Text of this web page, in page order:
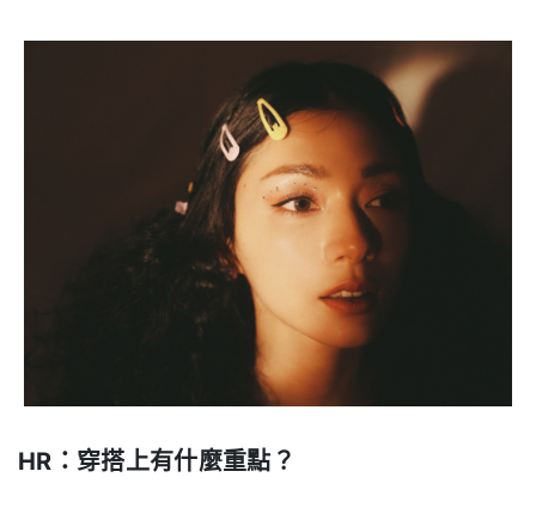
HR ：穿搭上有什麼重點？